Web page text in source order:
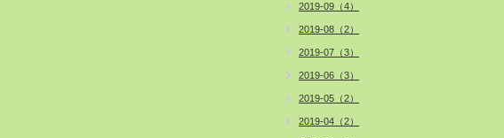
2019-09（4）
2019-08（2）
2019-07（3）
2019-06（3）
2019-05（2）
2019-04（2）